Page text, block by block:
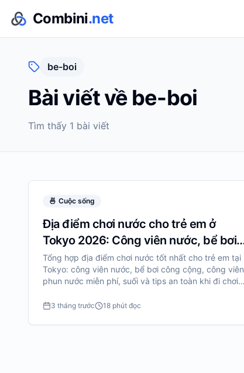
Combini.net
be-boi
Bài viết về be-boi
Tìm thấy 1 bài viết
🍜 Cuộc sống
Địa điểm chơi nước cho trẻ em ở
Tokyo 2026: Công viên nước, bể bơi,
suối
Tổng hợp địa điểm chơi nước tốt nhất cho trẻ em tại
Tokyo: công viên nước, bể bơi công cộng, công viên
phun nước miễn phí, suối và tips an toàn khi đi chơi
3 tháng trước 18 phút đọc